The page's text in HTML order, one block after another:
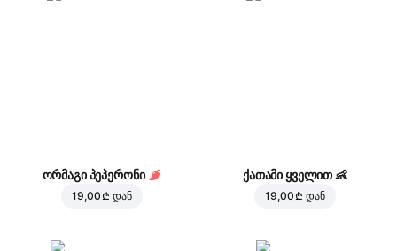
ორმაგი პეპერონი
19,00 ₾ დან
ქათამი ყველით👶
19,00 ₾ დან